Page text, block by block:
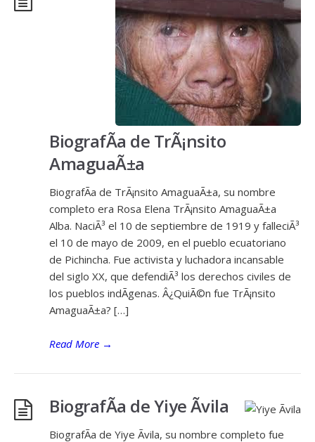
BiografÃ­a de TrÃ¡nsito
AmaguaÃ±a
BiografÃ­a de TrÃ¡nsito AmaguaÃ±a, su nombre
completo era Rosa Elena TrÃ¡nsito AmaguaÃ±a
Alba. NaciÃ³ el 10 de septiembre de 1919 y falleciÃ³
el 10 de mayo de 2009, en el pueblo ecuatoriano
de Pichincha. Fue activista y luchadora incansable
del siglo XX, que defendiÃ³ los derechos civiles de
los pueblos indÃ­genas. Â¿QuiÃ©n fue TrÃ¡nsito
AmaguaÃ±a? […]
Read More →
BiografÃ­a de Yiye Ãvila
BiografÃ­a de Yiye Ãvila, su nombre completo fue